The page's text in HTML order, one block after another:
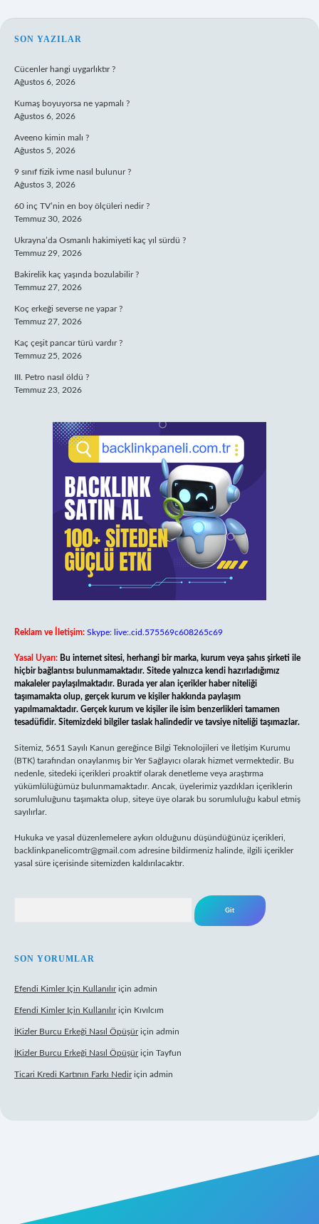
SIDEBAR
SON YAZILAR
Cücenler hangi uygarlıktır ?
Ağustos 6, 2026
Kumaş boyuyorsa ne yapmalı ?
Ağustos 6, 2026
Aveeno kimin malı ?
Ağustos 5, 2026
9 sınıf fizik ivme nasıl bulunur ?
Ağustos 3, 2026
60 inç TV’nin en boy ölçüleri nedir ?
Temmuz 30, 2026
Ukrayna’da Osmanlı hakimiyeti kaç yıl sürdü ?
Temmuz 29, 2026
Bakirelik kaç yaşında bozulabilir ?
Temmuz 27, 2026
Koç erkeği severse ne yapar ?
Temmuz 27, 2026
Kaç çeşit pancar türü vardır ?
Temmuz 25, 2026
III. Petro nasıl öldü ?
Temmuz 23, 2026
Reklam ve İletişim: Skype: live:.cid.575569c608265c69
Yasal Uyarı: Bu internet sitesi, herhangi bir marka, kurum veya şahıs şirketi ile
hiçbir bağlantısı bulunmamaktadır. Sitede yalnızca kendi hazırladığımız
makaleler paylaşılmaktadır. Burada yer alan içerikler haber niteliği
taşımamakta olup, gerçek kurum ve kişiler hakkında paylaşım
yapılmamaktadır. Gerçek kurum ve kişiler ile isim benzerlikleri tamamen
tesadüfidir. Sitemizdeki bilgiler taslak halindedir ve tavsiye niteliği taşımazlar.
Sitemiz, 5651 Sayılı Kanun gereğince Bilgi Teknolojileri ve İletişim Kurumu
(BTK) tarafından onaylanmış bir Yer Sağlayıcı olarak hizmet vermektedir. Bu
nedenle, sitedeki içerikleri proaktif olarak denetleme veya araştırma
yükümlülüğümüz bulunmamaktadır. Ancak, üyelerimiz yazdıkları içeriklerin
sorumluluğunu taşımakta olup, siteye üye olarak bu sorumluluğu kabul etmiş
sayılırlar.
Hukuka ve yasal düzenlemelere aykırı olduğunu düşündüğünüz içerikleri,
backlinkpanelicomtr@gmail.com adresine bildirmeniz halinde, ilgili içerikler
yasal süre içerisinde sitemizden kaldırılacaktır.
SON YORUMLAR
Efendi Kimler Için Kullanılıriçin admin
Efendi Kimler Için Kullanılıriçin Kıvılcım
İKizler Burcu Erkeği Nasıl Öpüşüriçin admin
İKizler Burcu Erkeği Nasıl Öpüşüriçin Tayfun
Ticari Kredi Kartının Farkı Nediriçin admin